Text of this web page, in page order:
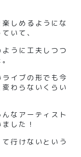
しめるようにな
いて、
うに工夫しつつ
イブの形でも今
わらないくらい
なアーティスト
した！
行けないという